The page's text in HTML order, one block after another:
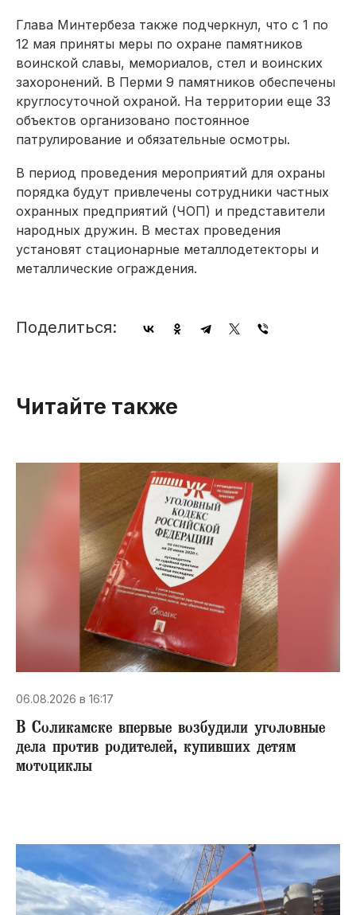
Глава Минтербеза также подчеркнул, что с 1 по
12 мая приняты меры по охране памятников
воинской славы, мемориалов, стел и воинских
захоронений. В Перми 9 памятников обеспечены
круглосуточной охраной. На территории еще 33
объектов организовано постоянное
патрулирование и обязательные осмотры.
В период проведения мероприятий для охраны
порядка будут привлечены сотрудники частных
охранных предприятий (ЧОП) и представители
народных дружин. В местах проведения
установят стационарные металлодетекторы и
металлические ограждения.
Поделиться:
Читайте также
06.08.2026 в 16:17
В Соликамске впервые возбудили уголовные
дела против родителей, купивших детям
мотоциклы